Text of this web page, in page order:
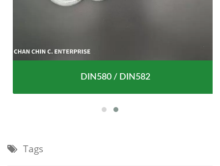
DIN580 / DIN582
Tags